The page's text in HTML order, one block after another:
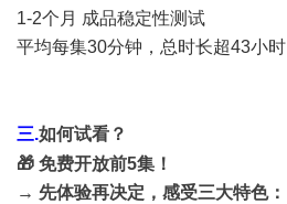
1-2个月 成品稳定性测试
平均每集30分钟，总时长超43小时
三.如何试看？
🎁 免费开放前5集！
→ 先体验再决定，感受三大特色：